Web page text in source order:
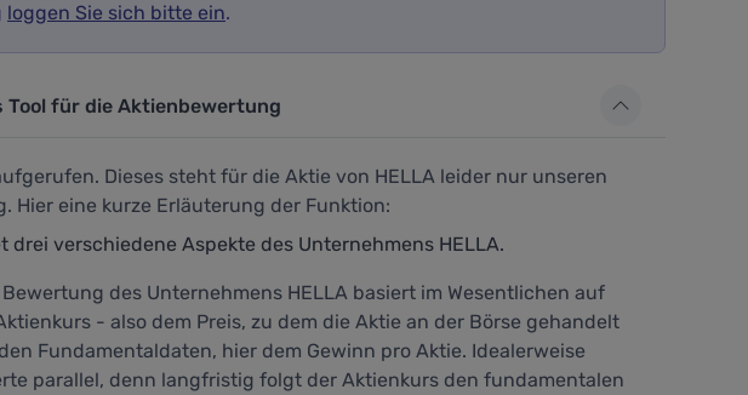
loggen Sie sich bitte ein.
von - das Tool für die Aktienbewertung
Dieses steht für die Aktie von HELLA leider nur unseren
Hier eine kurze Erläuterung der Funktion:
verschiedene Aspekte des Unternehmens HELLA.
Bewertung des Unternehmens HELLA basiert im Wesentlichen auf
- also dem Preis, zu dem die Aktie an der Börse gehandelt
Fundamentaldaten, hier dem Gewinn pro Aktie. Idealerweise
parallel, denn langfristig folgt der Aktienkurs den fundamentalen